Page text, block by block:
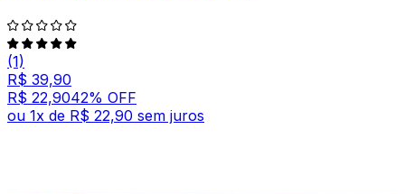
(1)
R$ 39,90
R$ 22,9042% OFF
ou 1x de R$ 22,90 sem juros